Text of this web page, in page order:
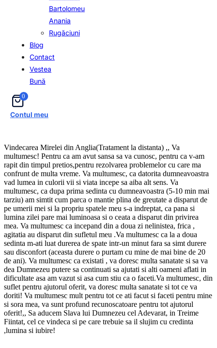
Bartolomeu
Anania
Rugăciuni
Blog
Contact
Vestea
Bună
0
Contul meu
Vindecarea Mirelei din Anglia(Tratament la distanta) ,, Va
multumesc! Pentru ca am avut sansa sa va cunosc, pentru ca v-am
rapit din timpul pretios,pentru rezolvarea problemelor cu care ma
confrunt de multa vreme. Va multumesc, ca datorita dumneavoastra
vad lumea in culorii vii si viata incepe sa aiba alt sens. Va
multumesc, ca dupa prima sedinta cu dumneavoastra (5-10 min mai
tarziu) am simtit cum parca o mantie plina de greutate a disparut de
pe umerii mei si la propriu spatele meu s-a indreptat, ca pana si
lumina zilei pare mai luminoasa si o ceata a disparut din privirea
mea. Va multumesc ca incepand din a doua zi nelinistea, frica ,
agitatia au disparut din sufletul meu .Va multumesc ca la a doua
sedinta m-ati luat durerea de spate intr-un minut fara sa simt durere
sau disconfort (aceasta durere o purtam cu mine de mai bine de 20
de ani). Va multumesc ca existati , va doresc multa sanatate si sa va
dea Dumnezeu putere sa continuati sa ajutati si alti oameni aflati in
dificultate asa am vazut si asa cum stiu ca o faceti.Va multumesc, din
suflet pentru ajutorul oferit, va doresc multa sanatate si tot ce va
doriti! Va multumesc mult pentru tot ce ati facut si faceti pentru mine
si sora mea, va sunt profund recunoscatoare pentru tot ajutorul
oferit!,, Sa aducem Slava lui Dumnezeu cel Adevarat, in Treime
Fiintat, cel ce vindeca si pe care trebuie sa il slujim cu credinta
,lumina si iubire!